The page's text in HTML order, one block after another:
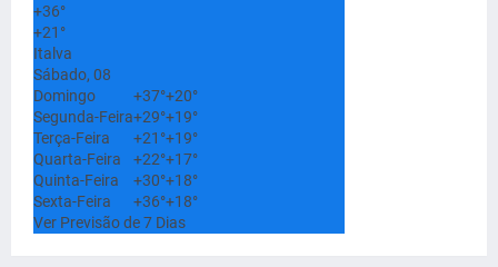
+36°
+21°
Italva
Sábado, 08
Domingo
+37°+20°
Segunda-Feira+29°+19°
Terça-Feira
+21°+19°
Quarta-Feira
+22°+17°
Quinta-Feira
+30°+18°
Sexta-Feira
+36°+18°
Ver Previsão de 7 Dias